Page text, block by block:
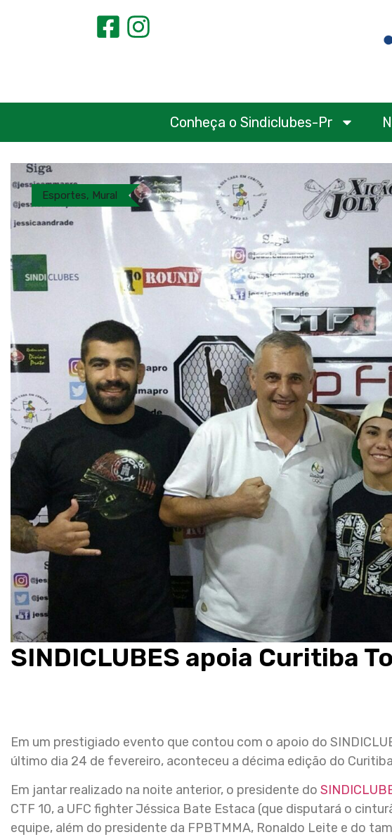
Conheça o Sindiclubes-Pr
Esportes, Mural
SINDICLUBES apoia Curitiba
Em um prestigiado evento que contou com o apoio do
último dia 24 de fevereiro, aconteceu a décima edição do
Em jantar realizado na noite anterior, o presidente do
CTF 10, a UFC fighter Jéssica Bate Estaca (que disputará o
equipe, além do presidente da FPBTMMA, Ronaldo Leite e do